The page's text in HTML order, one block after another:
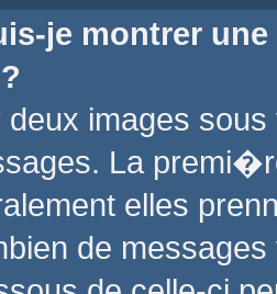
je montrer
deux images
La
elles
de